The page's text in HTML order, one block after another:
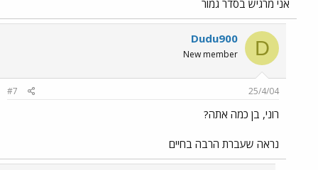
אני מרגיש בסדר גמור
D
Dudu900
New member
25/4/04
#7
רוני, בן כמה אתה?
נראה שעברת הרבה בחיים